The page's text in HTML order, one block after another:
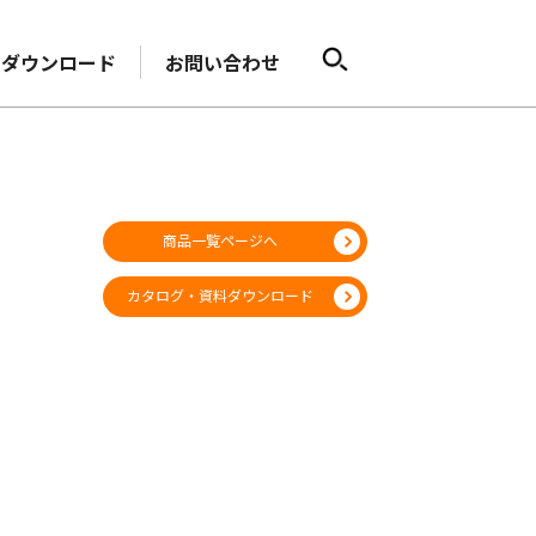
ダウンロード お問い合わせ
商品一覧ページへ
カタログ・資料ダウンロード